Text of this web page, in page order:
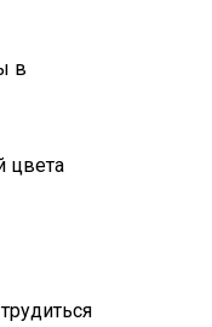
в
цвета